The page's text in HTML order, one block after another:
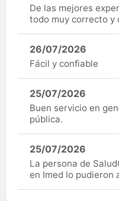
De las mejores
todo muy correcto y
26/07/2026
Fácil y confiable
25/07/2026
Buen servicio en
pública.
25/07/2026
La persona de
en Imed lo pudieron